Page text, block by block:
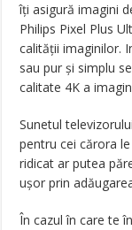
îți asigură imagini
Philips Pixel Plus
calității imaginilor.
sau pur și simplu
calitate 4K a
Sunetul
pentru cei cărora
ridicat ar putea
ușor prin
În cazul în care te